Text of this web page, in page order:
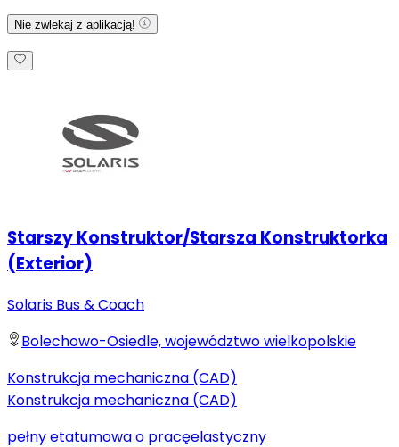
Nie zwlekaj z aplikacją!
Starszy Konstruktor/Starsza Konstruktorka
(Exterior)
Solaris Bus & Coach
Bolechowo-Osiedle, województwo wielkopolskie
Konstrukcja mechaniczna (CAD)
Konstrukcja mechaniczna (CAD)
pełny etatumowa o pracęelastyczny